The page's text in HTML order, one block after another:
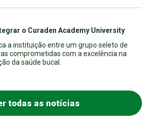
o Curaden Academy University
a instituição entre um grupo seleto de
comprometidas com a excelência na
da saúde bucal.
todas as notícias